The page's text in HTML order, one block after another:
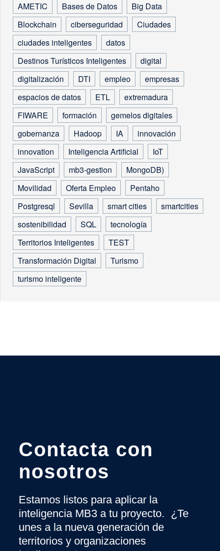
AMETIC Bases de Datos
Big Data
Blockchain
ciberseguridad
Ciudades
ciudades inteligentes
datos
Destinos Turísticos Inteligentes
digital
digitalización
DTI empleo
empresas
espacios de datos
ETL
extremadura
FIWARE
formación
gemelos digitales
gobernanza
Hadoop IA
innovación
innovation
Inteligencia Artificial
IoT
JavaScript
mb3-gestion
MongoDB)
Movilidad
Oferta Empleo
Pentaho
Postgresql
Sevilla smart cities
smartcities
sostenibilidad
SQL
tecnología
Territorios Inteligentes
TEST
Transformación Digital
Turismo
turismo inteligente
Contacta con
nosotros
Estamos listos para aplicar la
inteligencia MB3 a tu proyecto. ¿Te
unes a la nueva generación de
territorios y organizaciones